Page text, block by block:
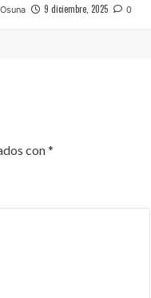
9 diciembre, 2025 0
con*